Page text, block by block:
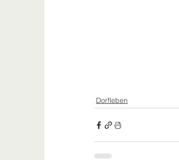
Dorfleben